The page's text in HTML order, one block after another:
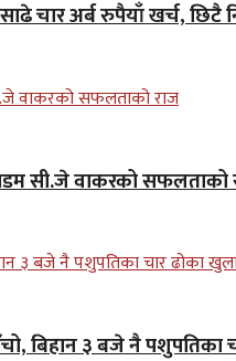
चार अर्ब रुपैयाँ खर्च, छिटै
सी.जे वाकरको सफलताको
बिहान ३ बजे नै पशुपतिका